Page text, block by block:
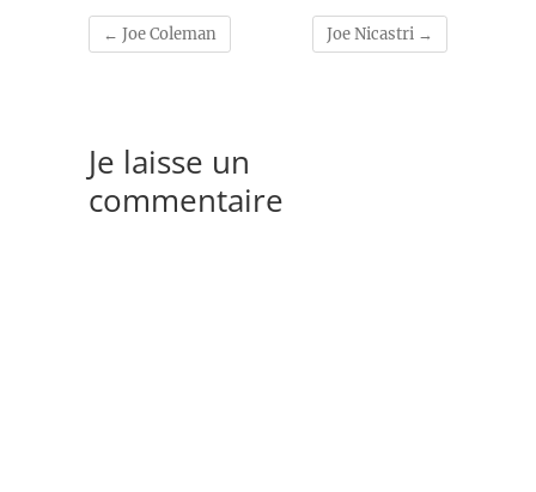
← Joe Coleman Joe Nicastri →
Je laisse un
commentaire